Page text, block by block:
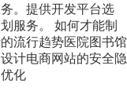
。提供开发平台选
服务。 如何才能制
流行趋势医院图书馆
计电商网站的安全隐
化